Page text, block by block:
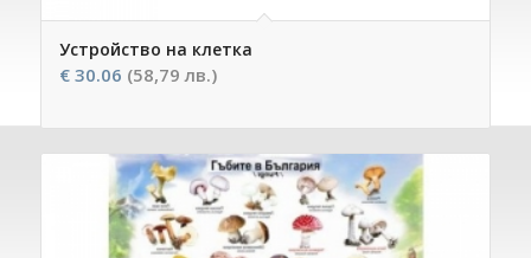
Устройство на клетка
€30.06 (58,79 лв.)